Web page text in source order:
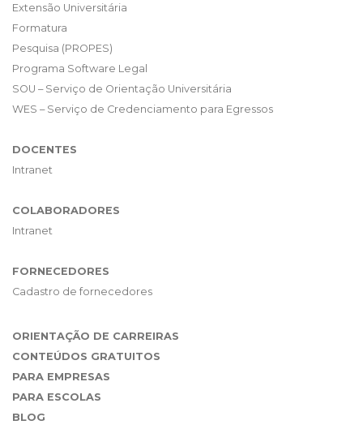
Extensão Universitária
Formatura
Pesquisa (PROPES)
Programa Software Legal
SOU – Serviço de Orientação Universitária
WES – Serviço de Credenciamento para Egressos
DOCENTES
Intranet
COLABORADORES
Intranet
FORNECEDORES
Cadastro de fornecedores
ORIENTAÇÃO DE CARREIRAS
CONTEÚDOS GRATUITOS
PARA EMPRESAS
PARA ESCOLAS
BLOG